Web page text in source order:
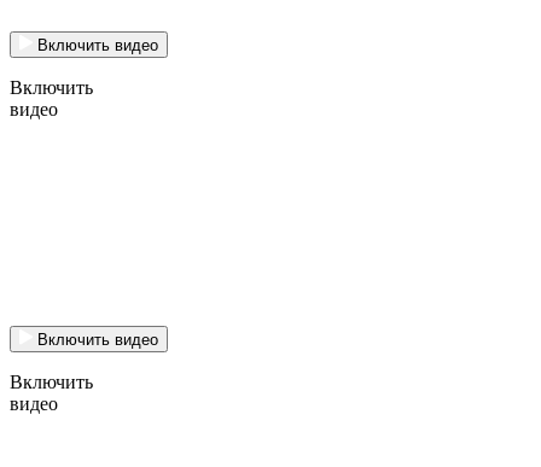
Включить видео
Включить
видео
Включить видео
Включить
видео